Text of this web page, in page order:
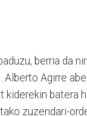
berria da
Alberto Agirre
kiderekin batera
zuzendari-